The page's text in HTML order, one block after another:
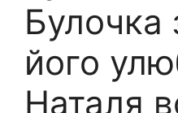
Булочка
його
Наталя